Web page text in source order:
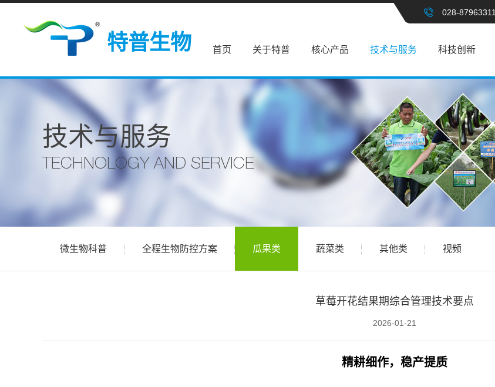
特普生物
028-87963311
首页 关于特普 核心产品 技术与服务 科技创新
技术与服务
TECHNOLOGY AND SERVICE
微生物科普 全程生物防控方案 瓜果类 蔬菜类 其他类 视频
草莓开花结果期综合管理技术要点
2026-01-21
精耕细作，稳产提质